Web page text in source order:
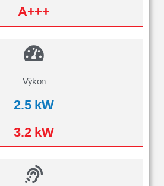
A+++
Výkon
2.5 kW
3.2 kW